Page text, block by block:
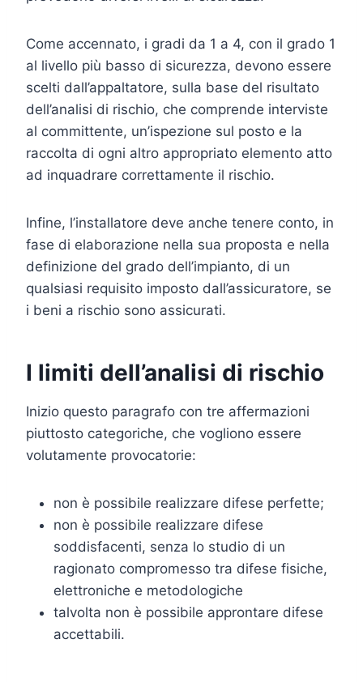
Come accennato, i gradi da 1 a 4, con il grado 1
al livello più basso di sicurezza, devono essere
scelti dall’appaltatore, sulla base del risultato
dell’analisi di rischio, che comprende interviste
al committente, un’ispezione sul posto e la
raccolta di ogni altro appropriato elemento atto
ad inquadrare correttamente il rischio.
Infine, l’installatore deve anche tenere conto, in
fase di elaborazione nella sua proposta e nella
definizione del grado dell’impianto, di un
qualsiasi requisito imposto dall’assicuratore, se
i beni a rischio sono assicurati.
I limiti dell’analisi di rischio
Inizio questo paragrafo con tre affermazioni
piuttosto categoriche, che vogliono essere
volutamente provocatorie:
non è possibile realizzare difese perfette;
non è possibile realizzare difese
soddisfacenti, senza lo studio di un
ragionato compromesso tra difese fisiche,
elettroniche e metodologiche
talvolta non è possibile approntare difese
accettabili.